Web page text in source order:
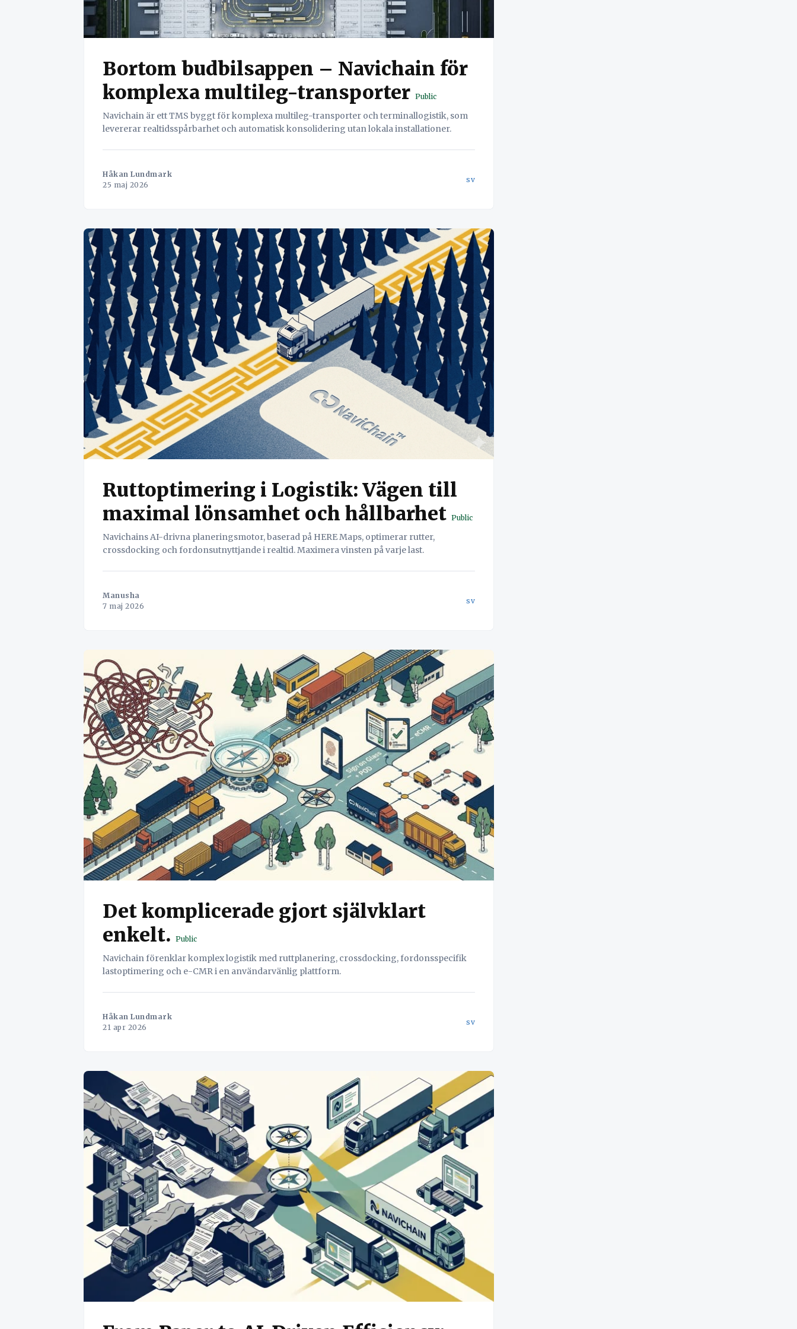
Bortom budbilsappen – Navichain för
komplexa multileg-transporter Public
Navichain är ett TMS byggt för komplexa multileg-transporter och terminallogistik, som
levererar realtidsspårbarhet och automatisk konsolidering utan lokala installationer.
Håkan Lundmark
25 maj 2026
sv
Ruttoptimering i Logistik: Vägen till
maximal lönsamhet och hållbarhet Public
Navichains AI-drivna planeringsmotor, baserad på HERE Maps, optimerar rutter,
crossdocking och fordonsutnyttjande i realtid. Maximera vinsten på varje last.
Manusha
7 maj 2026
sv
Det komplicerade gjort självklart
enkelt. Public
Navichain förenklar komplex logistik med ruttplanering, crossdocking, fordonsspecifik
lastoptimering och e-CMR i en användarvänlig plattform.
Håkan Lundmark
21 apr 2026
sv